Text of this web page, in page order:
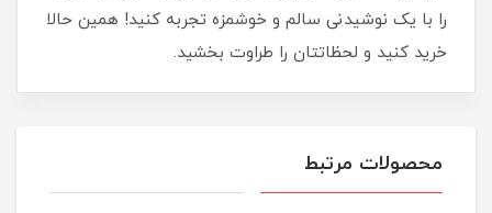
را با یک نوشیدنی سالم و خوشمزه تجربه کنید! همین حالا
خرید کنید و لحظاتتان را طراوت بخشید.
محصولات مرتبط